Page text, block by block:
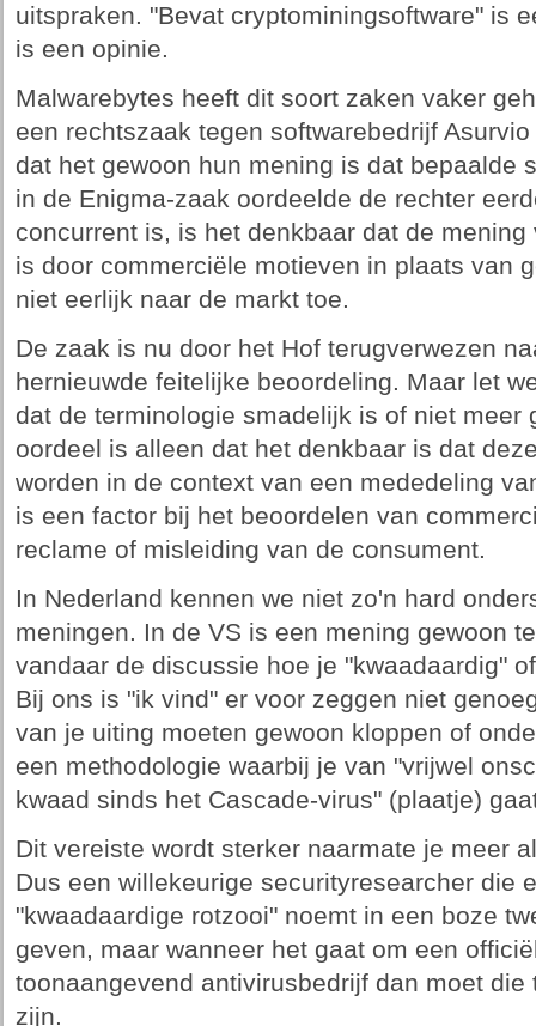
uitspraken. "Bevat cryptominingsoftware" is
is een opinie.
Malwarebytes heeft dit soort zaken vaker
een rechtszaak tegen softwarebedrijf
dat het gewoon hun mening is dat bepaalde
in de Enigma-zaak oordeelde de rechter
concurrent is, is het denkbaar dat de
is door commerciële motieven in plaats van
niet eerlijk naar de markt toe.
De zaak is nu door het Hof terugverwezen
hernieuwde feitelijke beoordeling. Maar let
dat de terminologie smadelijk is of niet meer
oordeel is alleen dat het denkbaar is dat
worden in de context van een mededeling
is een factor bij het beoordelen van
reclame of misleiding van de consument.
In Nederland kennen we niet zo'n hard
meningen. In de VS is een mening gewoon
vandaar de discussie hoe je "kwaadaardig"
Bij ons is "ik vind" er voor zeggen niet
van je uiting moeten gewoon kloppen of
een methodologie waarbij je van "vrijwel
kwaad sinds het Cascade-virus" (plaatje)
Dit vereiste wordt sterker naarmate je meer
Dus een willekeurige securityresearcher die
"kwaadaardige rotzooi" noemt in een boze
geven, maar wanneer het gaat om een
toonaangevend antivirusbedrijf dan moet
zijn.